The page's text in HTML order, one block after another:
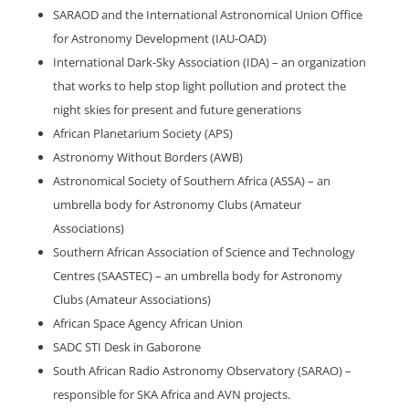
SARAOD and the International Astronomical Union Office
for Astronomy Development (IAU-OAD)
International Dark-Sky Association (IDA) – an organization
that works to help stop light pollution and protect the
night skies for present and future generations
African Planetarium Society (APS)
Astronomy Without Borders (AWB)
Astronomical Society of Southern Africa (ASSA) – an
umbrella body for Astronomy Clubs (Amateur
Associations)
Southern African Association of Science and Technology
Centres (SAASTEC) – an umbrella body for Astronomy
Clubs (Amateur Associations)
African Space Agency African Union
SADC STI Desk in Gaborone
South African Radio Astronomy Observatory (SARAO) –
responsible for SKA Africa and AVN projects.